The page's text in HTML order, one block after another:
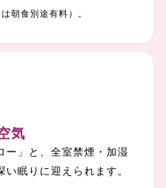
朝食別途有料）。
気
ー」と、全室禁煙・加湿
眠りに迎えられます。